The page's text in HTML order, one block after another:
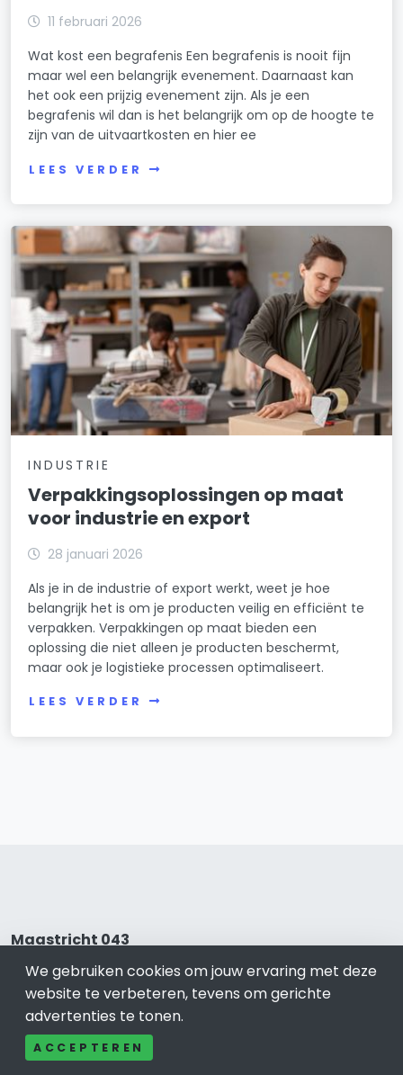
11 februari 2026
Wat kost een begrafenis Een begrafenis is nooit fijn
maar wel een belangrijk evenement. Daarnaast kan
het ook een prijzig evenement zijn. Als je een
begrafenis wil dan is het belangrijk om op de hoogte te
zijn van de uitvaartkosten en hier ee
LEES VERDER
INDUSTRIE
Verpakkingsoplossingen op maat
voor industrie en export
28 januari 2026
Als je in de industrie of export werkt, weet je hoe
belangrijk het is om je producten veilig en efficiënt te
verpakken. Verpakkingen op maat bieden een
oplossing die niet alleen je producten beschermt,
maar ook je logistieke processen optimaliseert.
LEES VERDER
Maastricht 043
Bel ons: 085-04 10 177
Contact
Adverteren
Over ons
Cookieverklaring
We gebruiken cookies om jouw ervaring met deze
website te verbeteren, tevens om gerichte
advertenties te tonen.
ACCEPTEREN